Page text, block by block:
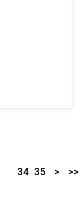
34 35 > >>